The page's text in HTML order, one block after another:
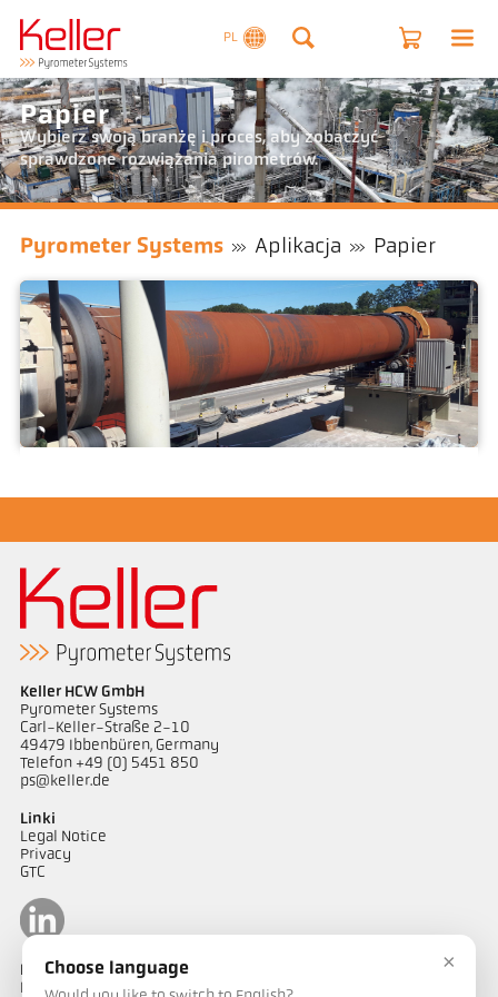
PL
Papier
Wybierz swoją branżę i proces, aby zobaczyć
sprawdzone rozwiązania pirometrów.
Pyrometer Systems Aplikacja Papier
Keller HCW GmbH
Pyrometer Systems
Carl-Keller-Straße 2-10
49479 Ibbenbüren, Germany
Telefon +49 (0) 5451 850
ps@keller.de
Linki
Legal Notice
Privacy
GTC
Kontakt
Mają Państwo pytania dotyczące naszych rozwiązań do pomiaru
×
Choose language